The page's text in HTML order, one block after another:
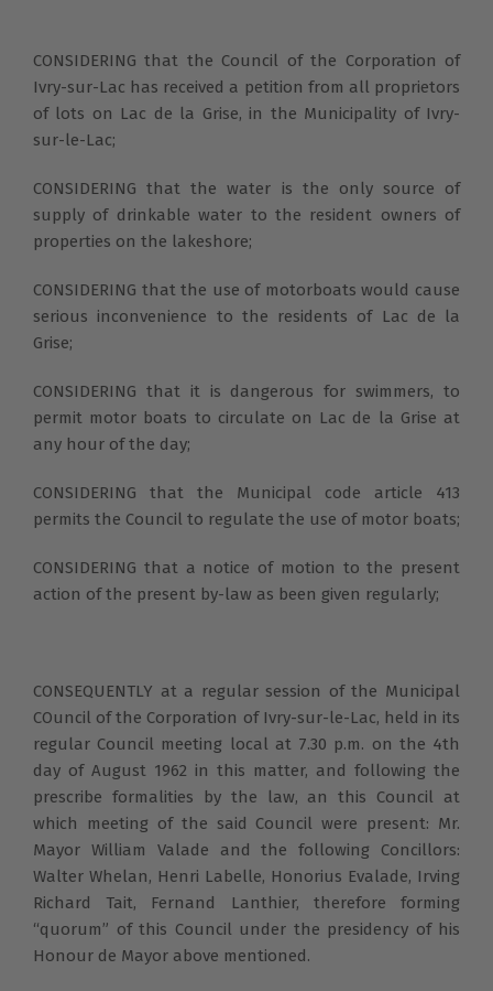
CONSIDERING that the Council of the Corporation of
Ivry-sur-Lac has received a petition from all proprietors
of lots on Lac de la Grise, in the Municipality of Ivry-
sur-le-Lac;
CONSIDERING that the water is the only source of
supply of drinkable water to the resident owners of
properties on the lakeshore;
CONSIDERING that the use of motorboats would cause
serious inconvenience to the residents of Lac de la
Grise;
CONSIDERING that it is dangerous for swimmers, to
permit motor boats to circulate on Lac de la Grise at
any hour of the day;
CONSIDERING that the Municipal code article 413
permits the Council to regulate the use of motor boats;
CONSIDERING that a notice of motion to the present
action of the present by-law as been given regularly;
CONSEQUENTLY at a regular session of the Municipal
COuncil of the Corporation of Ivry-sur-le-Lac, held in its
regular Council meeting local at 7.30 p.m. on the 4th
day of August 1962 in this matter, and following the
prescribe formalities by the law, an this Council at
which meeting of the said Council were present: Mr.
Mayor William Valade and the following Concillors:
Walter Whelan, Henri Labelle, Honorius Evalade, Irving
Richard Tait, Fernand Lanthier, therefore forming
“quorum” of this Council under the presidency of his
Honour de Mayor above mentioned.